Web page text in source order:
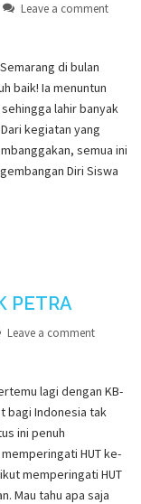
Leave a comment
di bulan
baik! Ia menuntun
lahir banyak
kegiatan yang
semua ini
Diri Siswa
PETRA
Leave a comment
lagi dengan KB-
bagi Indonesia tak
ini penuh
HUT ke-
memperingati HUT
Mau tahu apa saja